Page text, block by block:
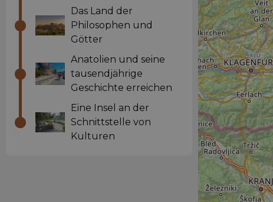
Das Land der
Philosophen und
Götter
Anatolien und seine
tausendjährige
Geschichte erreichen
Eine Insel an der
Schnittstelle von
Kulturen